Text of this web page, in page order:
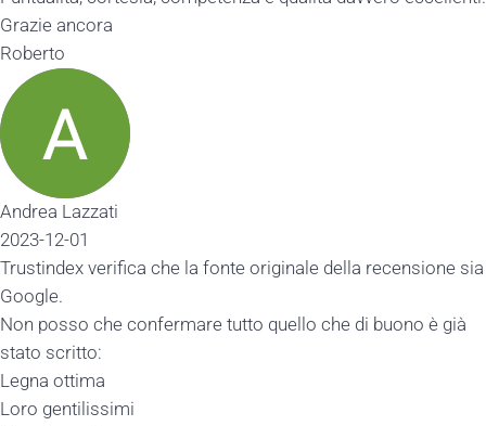
verifica che la fonte originale della recensione sia
che confermare tutto quello che di buono è già